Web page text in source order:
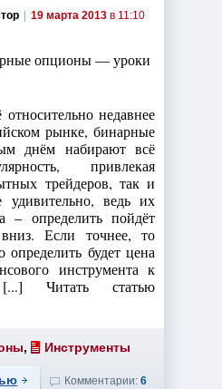
19 марта 2013 в 11:10
недавнее
рынке, бинарные
днём набирают всё
привлекая
трейдеров, так и
ведь их
– определить пойдёт
Если точнее, то
определить будет цена
инструмента к
[...] Читать статью
, Инструменты
Комментарии: 6